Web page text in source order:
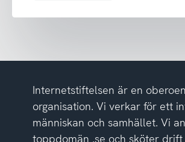
nyhetsbrev
tagit
av
integritetspolicyn
Internetstiftelsen är en
organisation. Vi verkar för ett
människan och samhället. Vi
toppdomän .se och sköter